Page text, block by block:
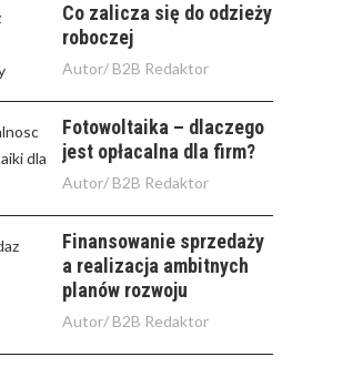
Co zalicza się do odzieży
roboczej
Autor/ B2B Redaktor
Fotowoltaika – dlaczego
jest opłacalna dla firm?
Autor/ B2B Redaktor
Finansowanie sprzedaży
a realizacja ambitnych
planów rozwoju
Autor/ B2B Redaktor